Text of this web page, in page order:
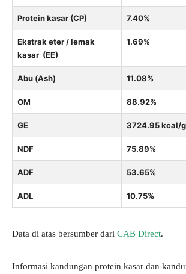
Protein kasar (CP) 7.40%
Ekstrak eter / lemak
kasar (EE)
1.69%
Abu (Ash) 11.08%
OM 88.92%
GE 3724.95 kcal/g
NDF 75.89%
ADF 53.65%
ADL 10.75%
Data di atas bersumber dari CAB Direct.
Informasi kandungan protein kasar dan